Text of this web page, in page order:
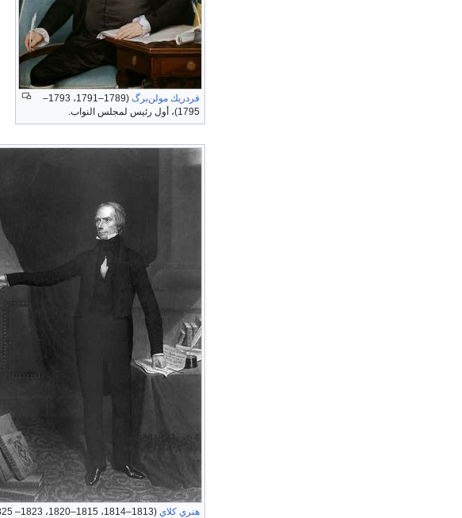
فردريك مولن‌برگ
(1789–1791، 1793–
1795)، أول رئيس لمجلس النواب.
هنري كلاي